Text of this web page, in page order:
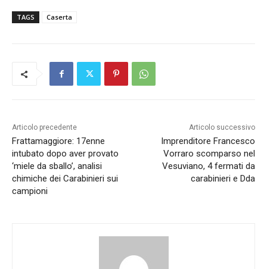
TAGS Caserta
Articolo precedente
Frattamaggiore: 17enne
intubato dopo aver provato
‘miele da sballo’, analisi
chimiche dei Carabinieri sui
campioni
Articolo successivo
Imprenditore Francesco
Vorraro scomparso nel
Vesuviano, 4 fermati da
carabinieri e Dda